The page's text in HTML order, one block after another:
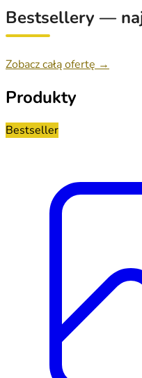
Bestsellery —
Zobacz całą ofertę →
Produkty
Bestseller